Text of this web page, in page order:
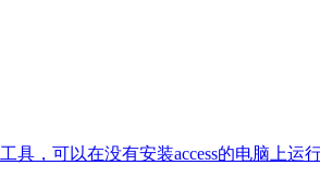
具，可以在没有安装access的电脑上